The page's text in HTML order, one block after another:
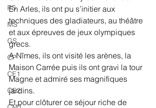
PS
MS
GS
CP
CE1
CE2
En Arles, ils ont pu s’initier aux
techniques des gladiateurs, au théâtre
et aux épreuves de jeux olympiques
grecs.
A Nîmes, ils ont visité les arènes, la
Maison Carrée puis ils ont gravi la tour
Magne et admiré ses magnifiques
jardins.
Et pour clôturer ce séjour riche de